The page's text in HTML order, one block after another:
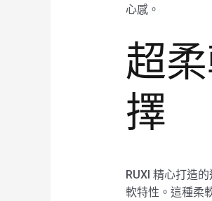
心感。
超
擇
RUXI 精心打造
軟特性。這種柔